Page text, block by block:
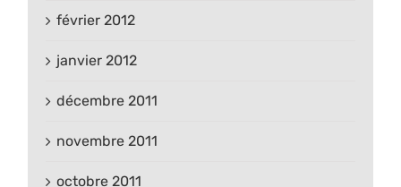
février 2012
janvier 2012
décembre 2011
novembre 2011
octobre 2011